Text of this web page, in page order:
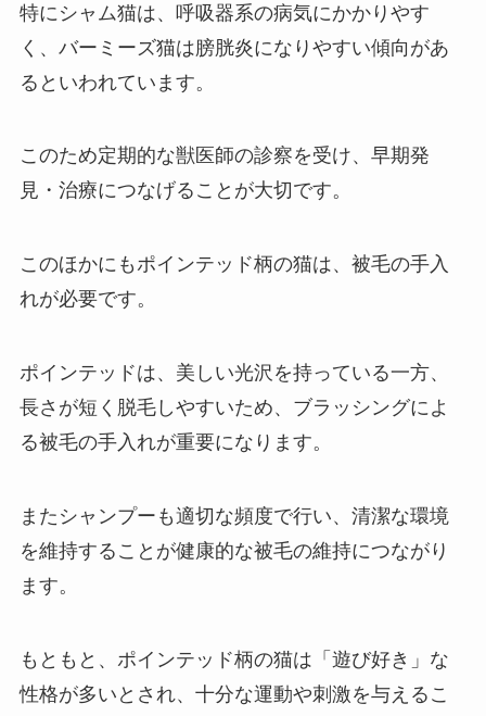
特にシャム猫は、呼吸器系の病気にかかりやす
く、バーミーズ猫は膀胱炎になりやすい傾向があ
るといわれています。
このため定期的な獣医師の診察を受け、早期発
見・治療につなげることが大切です。
このほかにもポインテッド柄の猫は、被毛の手入
れが必要です。
ポインテッドは、美しい光沢を持っている一方、
長さが短く脱毛しやすいため、ブラッシングによ
る被毛の手入れが重要になります。
またシャンプーも適切な頻度で行い、清潔な環境
を維持することが健康的な被毛の維持につながり
ます。
もともと、ポインテッド柄の猫は「遊び好き」な
性格が多いとされ、十分な運動や刺激を与えるこ